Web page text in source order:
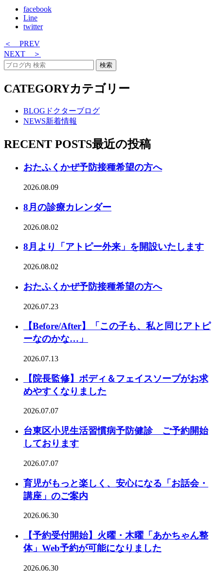
facebook
Line
twitter
＜ PREV
NEXT ＞
CATEGORYカテゴリー
BLOG ドクターブログ
NEWS新着情報
RECENT POSTS最近の投稿
おたふくかぜ予防接種希望の方へ
2026.08.09
8月の診療カレンダー
2026.08.02
8月より「アトピー外来」を開設いたします
2026.08.02
おたふくかぜ予防接種希望の方へ
2026.07.23
【Before/After】「この子も、私と同じアトピ
ーなのかな…」
2026.07.13
【院長監修】ボディ＆フェイスソープがお求
めやすくなりました
2026.07.07
台東区小児生活習慣病予防健診 ご予約開始
しております
2026.07.07
育児がもっと楽しく、安心になる「お話会・
講座」のご案内
2026.06.30
【予約受付開始】火曜・木曜「あかちゃん整
体」Web予約が可能になりました
2026.06.30